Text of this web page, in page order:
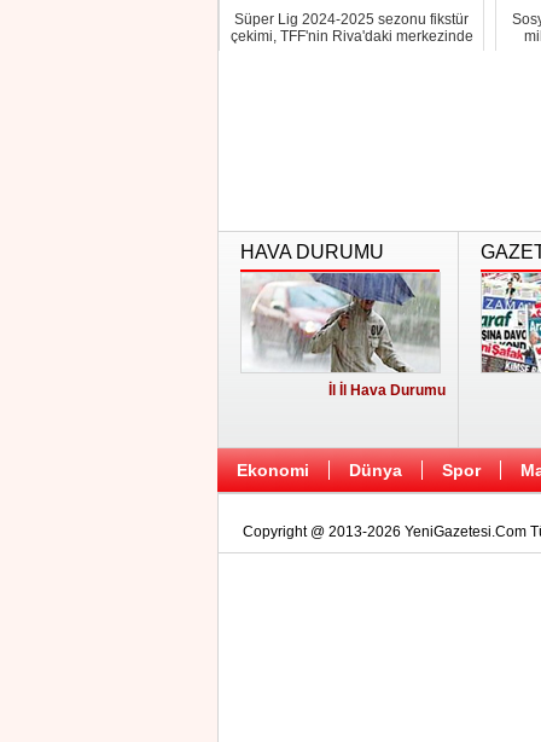
Süper Lig 2024-2025 sezonu fikstür
çekimi, TFF'nin Riva'daki merkezinde
HAVA DURUMU
İl İl Hava Durumu
Ekonomi Dünya Spor
Copyright @ 2013-2026 YeniGazetesi.Com